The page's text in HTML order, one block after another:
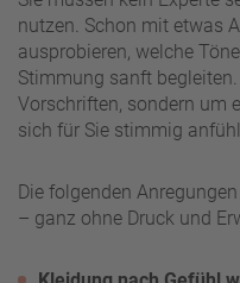
nutzen. Schon mit etwas
ausprobieren, welche
Stimmung sanft
Vorschriften, sondern um
sich für Sie stimmig
Die folgenden
– ganz ohne Druck und